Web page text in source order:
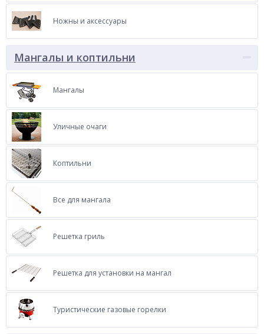
Ножны и аксессуары
Мангалы и коптильни
Мангалы
Уличные очаги
Коптильни
Все для мангала
Решетка гриль
Решетка для установки на мангал
Туристические газовые горелки